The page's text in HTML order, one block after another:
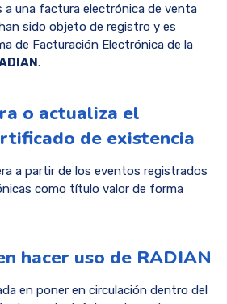
a una factura electrónica de venta
sido objeto de registro y es
de Facturación Electrónica de la
.
o actualiza el
de existencia
a partir de los eventos registrados
como título valor de forma
hacer uso de RADIAN
en poner en circulación dentro del